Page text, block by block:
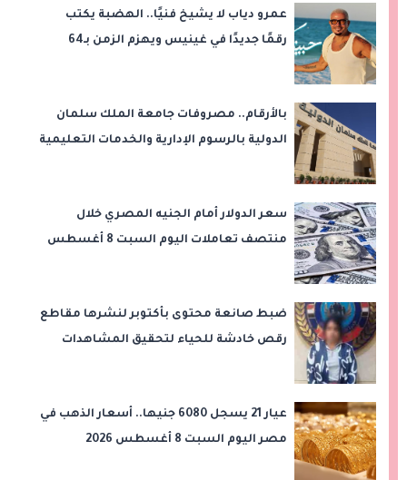
عمرو دياب لا يشيخ فنيًا.. الهضبة يكتب
رقمًا جديدًا في غينيس ويهزم الزمن بـ64
بالأرقام.. مصروفات جامعة الملك سلمان
الدولية بالرسوم الإدارية والخدمات التعليمية
سعر الدولار أمام الجنيه المصري خلال
منتصف تعاملات اليوم السبت 8 أغسطس
ضبط صانعة محتوى بأكتوبر لنشرها مقاطع
رقص خادشة للحياء لتحقيق المشاهدات
عيار 21 يسجل 6080 جنيها.. أسعار الذهب في
مصر اليوم السبت 8 أغسطس 2026